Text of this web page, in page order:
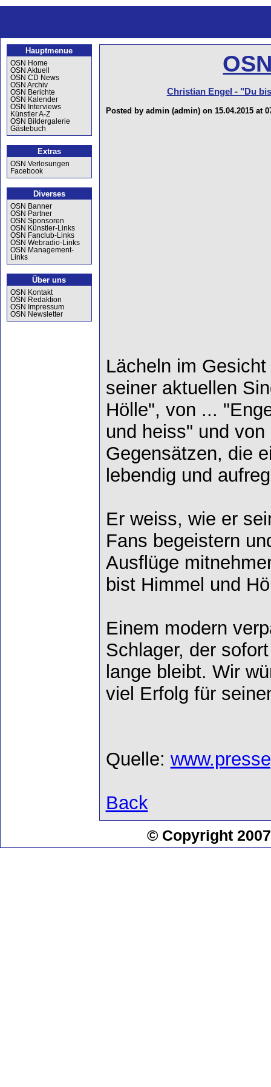
Hauptmenue
OSN Home
OSN Aktuell
OSN CD News
OSN Archiv
OSN Berichte
OSN Kalender
OSN Interviews
Künstler A-Z
OSN Bildergalerie
Gästebuch
Extras
OSN Verlosungen
Facebook
Diverses
OSN Banner
OSN Partner
OSN Sponsoren
OSN Künstler-Links
OSN Fanclub-Links
OSN Webradio-Links
OSN Management-
Links
Über uns
OSN Kontakt
OSN Redaktion
OSN Impressum
OSN Newsletter
Christian Engel - "Du
Posted by admin (admin) on 15.04.2015 at
Lächeln im
seiner aktuellen
Hölle", von ...
und heiss" und
Gegensätzen, die
lebendig und
Er weiss, wie er
Fans begeistern
Ausflüge
bist Himmel und
Einem modern
Schlager, der
lange bleibt. Wir
viel Erfolg für
Quelle:
Back
© Copyright